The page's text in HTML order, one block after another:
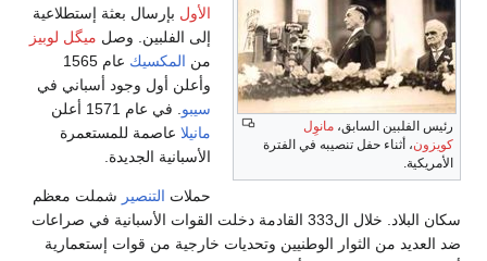
رئيس الفلبين السابق، مانوِل
كويزون، أثناء حفل تنصيبه في الفترة
الأمريكية.
الأول بإرسال بعثة إستطلاعية
إلى الفلبين. وصل ميگل لوبيز
من المكسيك
عام 1565
وأعلن أول وجود أسباني في
سيبو. في عام 1571 أعلن
مانيلاعاصمة للمستعمرة
الأسبانية الجديدة.
حملات التنصير شملت معظم
سكان البلاد. خلال ال333 القادمة دخلت القوات الأسبانية في صراعات
ضد العديد من الثوار الوطنيين وتحديات خارجية من قوات إستعمارية